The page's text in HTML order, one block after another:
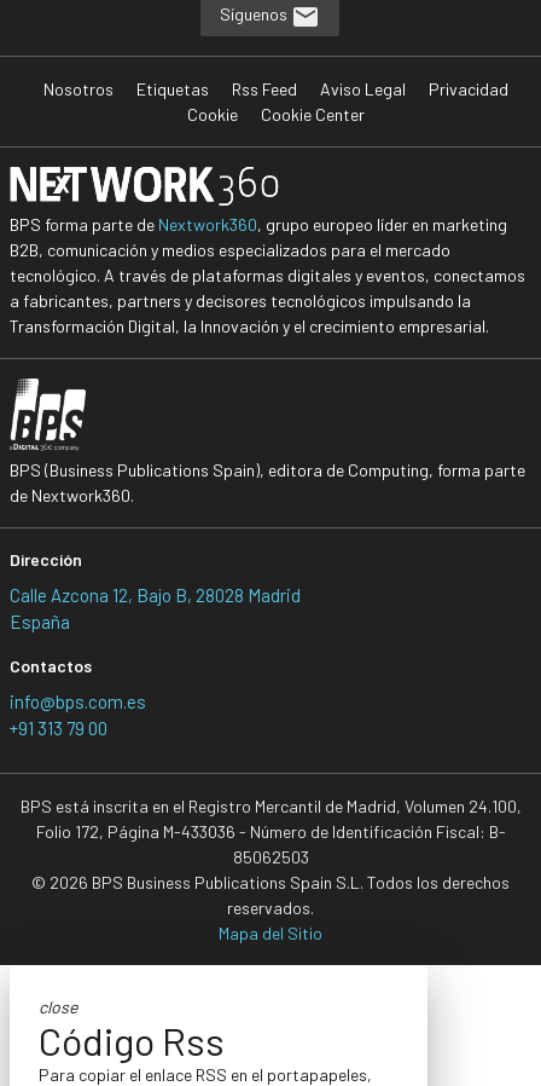
Síguenos
Nosotros Etiquetas Rss Feed Aviso Legal
Privacidad
Cookie
Cookie Center
BPS forma parte de Nextwork360, grupo europeo líder en marketing
B2B, comunicación y medios especializados para el mercado
tecnológico. A través de plataformas digitales y eventos, conectamos
a fabricantes, partners y decisores tecnológicos impulsando la
Transformación Digital, la Innovación y el crecimiento empresarial.
BPS (Business Publications Spain), editora de Computing, forma parte
de Nextwork360.
Dirección
Calle Azcona 12, Bajo B, 28028 Madrid
España
Contactos
info@bps.com.es
+91 313 79 00
BPS está inscrita en el Registro Mercantil de Madrid, Volumen 24.100,
Folio 172, Página M-433036 - Número de Identificación Fiscal: B-
85062503
© 2026 BPS Business Publications Spain S.L. Todos los derechos
reservados.
Mapa del Sitio
close
Código Rss
Para copiar el enlace RSS en el portapapeles,